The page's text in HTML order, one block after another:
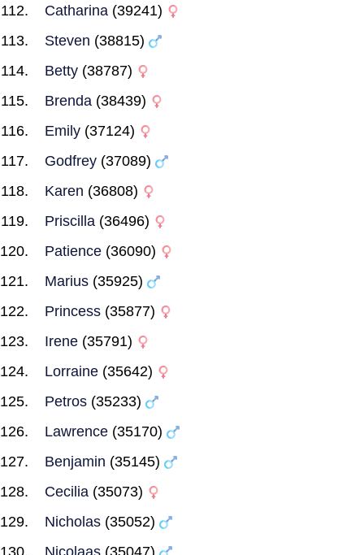
Catharina (39241)
Steven (38815)
Betty (38787)
Brenda (38439)
Emily (37124)
Godfrey (37089)
Karen (36808)
Priscilla (36496)
Patience (36090)
Marius (35925)
Princess (35877)
Irene (35791)
Lorraine (35642)
Petros (35233)
Lawrence (35170)
Benjamin (35145)
Cecilia (35073)
Nicholas (35052)
Nicolaas (35047)